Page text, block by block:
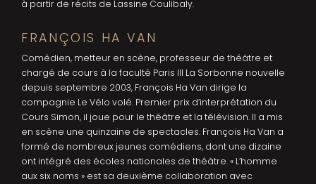
à partir de récits de Lassine Coulibaly.
FRANÇOIS HA VAN
Comédien, metteur en scène, professeur de théâtre et
chargé de cours à la faculté Paris III La Sorbonne nouvelle
depuis septembre 2003, François Ha Van dirige la
compagnie Le Vélo volé. Premier prix d’interprétation du
Cours Simon, il joue pour le théâtre et la télévision. Il a mis
en scène une quinzaine de spectacles. François Ha Van a
formé de nombreux jeunes comédiens, dont une dizaine
ont intégré des écoles nationales de théâtre. « L’homme
aux six noms » est sa deuxième collaboration avec